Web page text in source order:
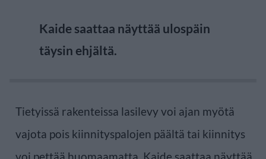
Kaide saattaa näyttää ulospäin
täysin ehjältä.
Tietyissä rakenteissa lasilevy voi ajan myötä
vajota pois kiinnityspalojen päältä tai kiinnitys